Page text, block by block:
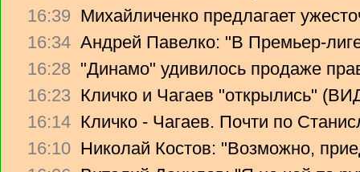
16:39 Михайличенко предлагает
16:34 Андрей Павелко: "В Премьер-
16:28 "Динамо" удивилось продаже
16:23 Кличко и Чагаев "открылись"
16:14 Кличко - Чагаев. Почти по
16:10 Николай Костов: "Возможно,